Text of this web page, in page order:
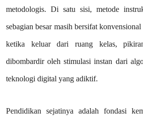
metodologis. Di satu sisi, metode
sebagian besar masih bersifat
ketika keluar dari ruang kelas,
dibombardir oleh stimulasi instan dari
teknologi digital yang adiktif.
Pendidikan sejatinya adalah fondasi